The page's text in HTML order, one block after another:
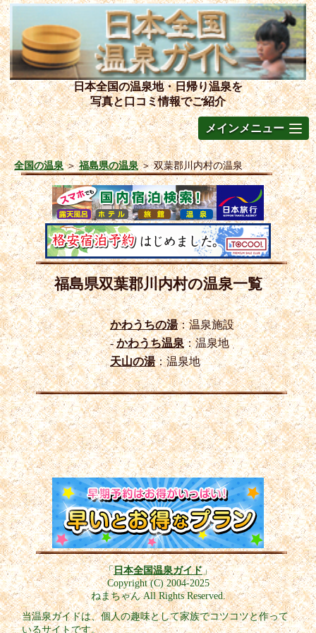
日本全国の温泉地・日帰り温泉を
写真と口コミ情報でご紹介
メインメニュー
全国の温泉＞福島県の温泉＞双葉郡川内村の温泉
福島県双葉郡川内村の温泉一覧
かわうちの湯：温泉施設
-かわうち温泉：温泉地
天山の湯：温泉地
「日本全国温泉ガイド」
Copyright (C) 2004-2025
ねまちゃん All Rights Reserved.
当温泉ガイドは、個人の趣味として家族でコツコツと作って
いるサイトです。